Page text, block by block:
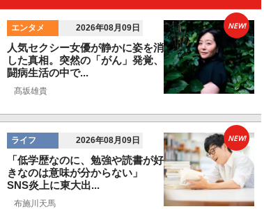
エンタメ 2026年08月09日
人気セクシー女優が静かに姿を消
した真相。突然の「がん」発覚、
闘病生活の中で...
髙坂雄貴
NEW!
ライフ 2026年08月09日
「低学歴なのに、勉強や読書が好
きなのは意味が分からない」
SNS炎上に東大出...
布施川天馬
NEW!